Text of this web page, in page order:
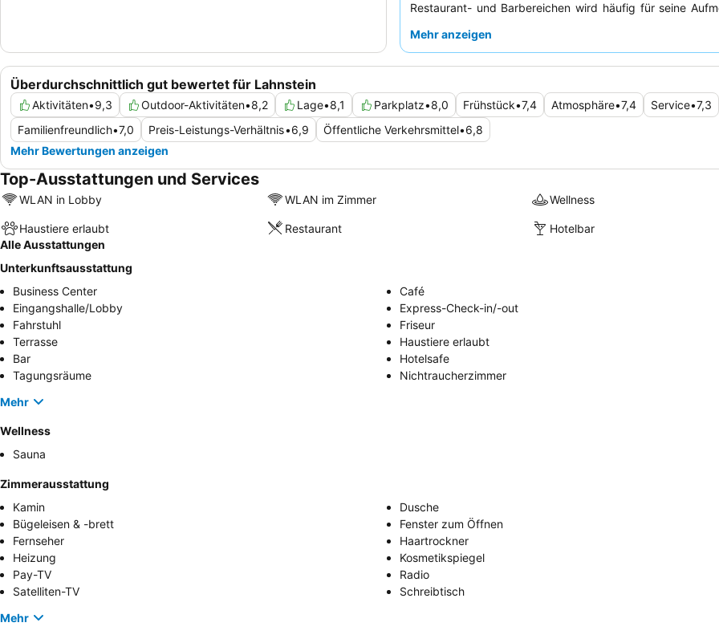
Restaurant- und Barbereichen wird häufig für seine
Aufenthalt empfiehlt es sich, eines der
Mehr anzeigen
Überdurchschnittlich gut bewertet für Lahnstein
Aktivitäten•9,3 Outdoor-Aktivitäten•8,2 Lage•8,1 Parkplatz•8,0 Frühstück•7,4 Atmosphäre•7,4 Service•7,3
Familienfreundlich•7,0 Preis-Leistungs-Verhältnis•6,9 Öffentliche Verkehrsmittel•6,8
Mehr Bewertungen anzeigen
Top-Ausstattungen und Services
WLAN in Lobby WLAN im Zimmer Wellness
Haustiere erlaubt Restaurant
Hotelbar
Alle Ausstattungen
Unterkunftsausstattung
Business Center
Café
Eingangshalle/Lobby
Express-Check-in/-out
Fahrstuhl
Friseur
Terrasse
Haustiere erlaubt
Bar
Hotelsafe
Tagungsräume
Nichtraucherzimmer
Mehr
Wellness
Sauna
Zimmerausstattung
Kamin
Dusche
Bügeleisen & -brett
Fenster zum Öffnen
Fernseher
Haartrockner
Heizung
Kosmetikspiegel
Pay-TV
Radio
Satelliten-TV
Schreibtisch
Mehr